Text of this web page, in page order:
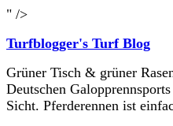
" />
Turfblogger's Turf Blog
Grüner Tisch & grüner
Deutschen
Sicht. Pferderennen ist